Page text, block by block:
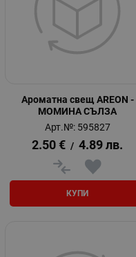
Ароматна свещ AREON -
МОМИНА СЪЛЗА
Арт.№: 595827
2.50 € / 4.89 лв.
КУПИ